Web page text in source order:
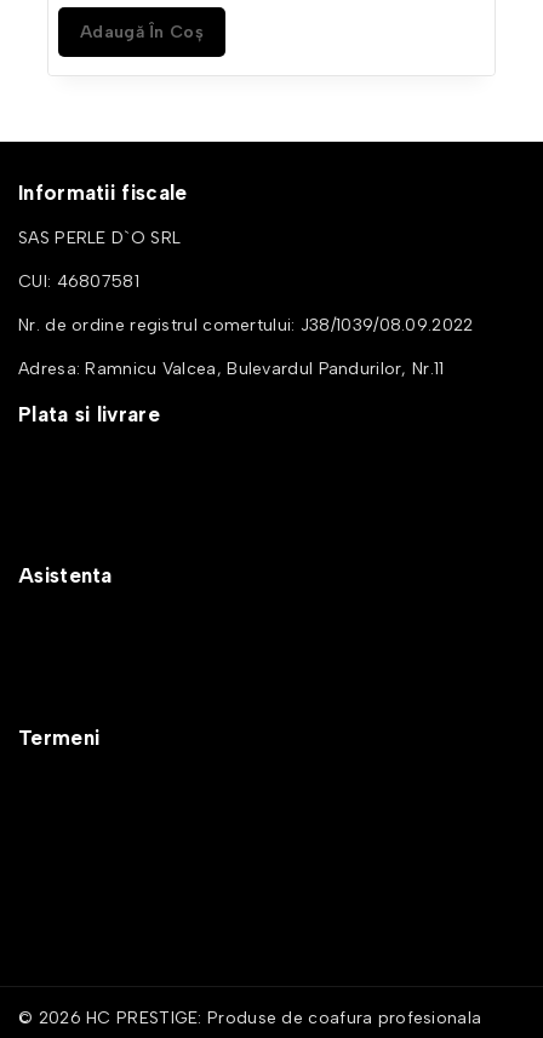
Adaugă În Coș
Informatii fiscale
SAS PERLE D`O SRL
CUI: 46807581
Nr. de ordine registrul comertului: J38/1039/08.09.2022
Adresa: Ramnicu Valcea, Bulevardul Pandurilor, Nr.11
Plata si livrare
Asistenta
Termeni
© 2026 HC PRESTIGE: Produse de coafura profesionala